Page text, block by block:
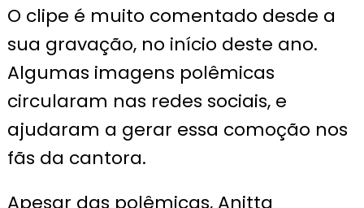
O clipe é muito comentado desde a
sua gravação, no início deste ano.
Algumas imagens polêmicas
circularam nas redes sociais, e
ajudaram a gerar essa comoção nos
fãs da cantora.
Apesar das polêmicas, Anitta